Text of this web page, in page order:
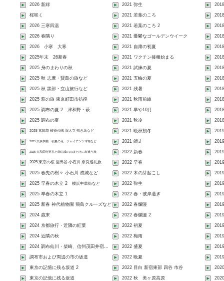
2026 新緑
桜咲く
2026 三寒四温
2026 春隣り
2026 小寒 大寒
2025年末 26新春
2025 身のまわりの秋
2025 秋 志摩・賢島の旅など
2025 秋 黒部・立山旅行など
2025 萩の旅 東京町田市彷徨
2025 調布の夏 2 津和野・萩
2025 調布の夏
2025 紫陽花 植物公園 深大寺 覗き坂など
2025 大泉学園 初夏の花 ジャイアンツ球場など
2025 大和四寺巡礼と南山城のみほとけに出逢う旅
2025 東京の桜 世田谷 小石川 奈良巡礼旅
2025 春先の樹々 小石川 成城など
2025 早春の木立 2 横浜中華街など
2025 早春の木立 1
2025 新春 神代植物園 飛鳥クルーズなど
2024 歳末
2024 京都旅行・近隣の紅葉
2024 近隣の秋
2024 調布仙川・柴崎、信州茂田井宿...
調布市および周辺の市の坂道
東京の記憶に残る坂道 2
東京の記憶に残る坂道
2021 弥生
2021 若葉のころ
2021 若葉のころ 2
2021 憂鬱なゴールデンウイーク
2021 自粛の初夏
2021 ワクチン接種始まる
2021 試練の夏
2021 五輪の夏
2021 残暑
2021 秋雨前線
2021 早や10月
2021 秋冷
2021 晩秋初冬
2021 師走
2022 新春
2022 早春
2022 木の芽起こし
2022 弥生
2022 春・彼岸過ぎ
2022 春爛漫
2022 春爛漫 2
2022 初夏
2022 梅雨
2022 盛夏
2022 晩夏
2022 目白 新宿東部 四谷 市谷
2022 秋 美ヶ原高原